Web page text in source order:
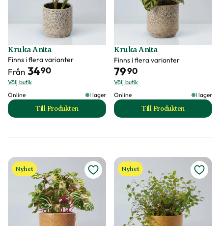
Kruka Anita
Finns i flera varianter
Från 3490
Välj butik
Online
I lager
Till Produkten
till Kruka Anita produktsida
Kruka Anita
Finns i flera varianter
7990
Välj butik
Online
I lager
Till Produkten
till Kruka Anita
Nyhet Nyhet